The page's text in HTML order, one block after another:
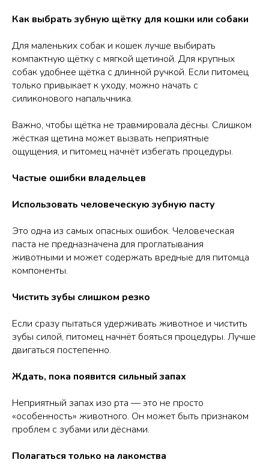
Как выбрать зубную щётку для кошки или собаки
Для маленьких собак и кошек лучше выбирать
компактную щётку с мягкой щетиной. Для крупных
собак удобнее щётка с длинной ручкой. Если питомец
только привыкает к уходу, можно начать с
силиконового напальчника.
Важно, чтобы щётка не травмировала дёсны. Слишком
жёсткая щетина может вызвать неприятные
ощущения, и питомец начнёт избегать процедуры.
Частые ошибки владельцев
Использовать человеческую зубную пасту
Это одна из самых опасных ошибок. Человеческая
паста не предназначена для проглатывания
животными и может содержать вредные для питомца
компоненты.
Чистить зубы слишком резко
Если сразу пытаться удерживать животное и чистить
зубы силой, питомец начнёт бояться процедуры. Лучше
двигаться постепенно.
Ждать, пока появится сильный запах
Неприятный запах изо рта — это не просто
«особенность» животного. Он может быть признаком
проблем с зубами или дёснами.
Полагаться только на лакомства